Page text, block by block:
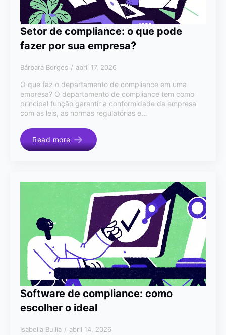
Setor de compliance: o que pode
fazer por sua empresa?
Bárbara Borges abril 17, 2026
O que faz o departamento de compliance em uma
empresa? O departamento de compliance tem como
principal função garantir a conformidade da empresa
com as leis, as normas regulatórias e…
Read more
Software de compliance: como
escolher o ideal
Isabella Bullia abril 14, 2026